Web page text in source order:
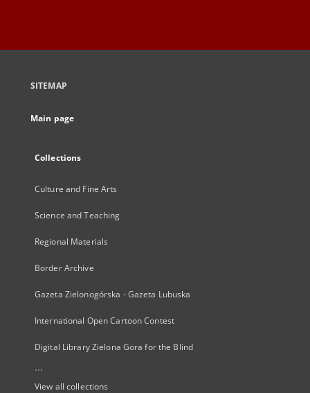
SITEMAP
Main page
Collections
Culture and Fine Arts
Science and Teaching
Regional Materials
Border Archive
Gazeta Zielonogórska - Gazeta Lubuska
International Open Cartoon Contest
Digital Library Zielona Gora for the Blind
...
View all collections